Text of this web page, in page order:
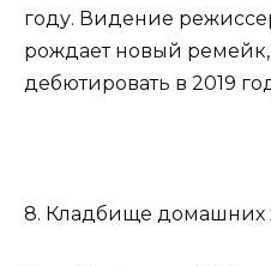
году. Видение
рождает новый
дебютировать в 2019
8. Кладбище домашних